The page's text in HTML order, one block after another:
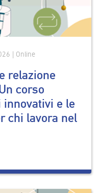
| Online
relazione
corso
e le
chi lavora nel